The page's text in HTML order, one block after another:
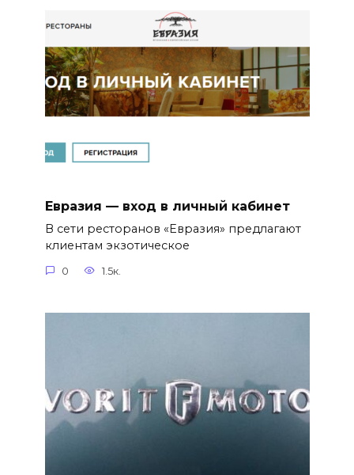
Евразия — вход в личный кабинет
В сети ресторанов «Евразия» предлагают
клиентам экзотическое
0 1.5к.